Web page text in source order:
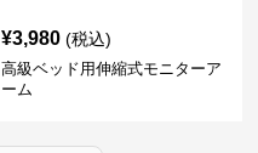
¥3,980 (税込)
高級ベッド用伸縮式モニターア
ーム